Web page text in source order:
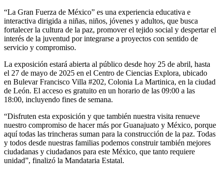
“La Gran Fuerza de México” es una experiencia educativa e
interactiva dirigida a niñas, niños, jóvenes y adultos, que busca
fortalecer la cultura de la paz, promover el tejido social y despertar el
interés de la juventud por integrarse a proyectos con sentido de
servicio y compromiso.
La exposición estará abierta al público desde hoy 25 de abril, hasta
el 27 de mayo de 2025 en el Centro de Ciencias Explora, ubicado
en Bulevar Francisco Villa #202, Colonia La Martinica, en la ciudad
de León. El acceso es gratuito en un horario de las 09:00 a las
18:00, incluyendo fines de semana.
“Disfruten esta exposición y que también nuestra visita renueve
nuestro compromiso de hacer más por Guanajuato y México, porque
aquí todas las trincheras suman para la construcción de la paz. Todas
y todos desde nuestras familias podemos construir también mejores
ciudadanas y ciudadanos para este México, que tanto requiere
unidad”, finalizó la Mandataria Estatal.